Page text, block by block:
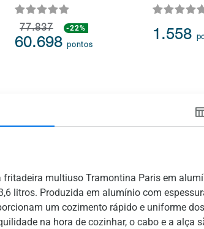
77.837 -22%
60.698pontos
1.558
multiuso Tramontina Paris em
litros. Produzida em alumínio com
um cozimento rápido e uniforme
na hora de cozinhar, o cabo e a alça